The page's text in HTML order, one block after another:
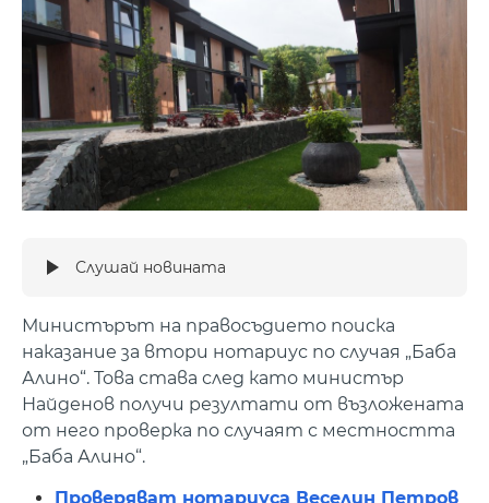
Слушай новината
Министърът на правосъдието поиска
наказание за втори нотариус по случая „Баба
Алино“. Това става след като министър
Найденов получи резултати от възложената
от него проверка по случаят с местността
„Баба Алино“.
Проверяват нотариуса Веселин Петров